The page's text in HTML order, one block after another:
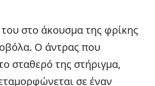
στο άκουσμα της φρίκης
Ο άντρας που
σταθερό της στήριγμα,
σε έναν